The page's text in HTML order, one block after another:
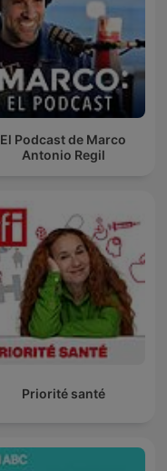
El Podcast de Marco
Antonio Regil
Priorité santé